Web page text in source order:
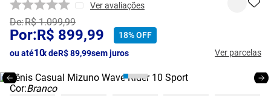
Ver avaliações
R$ 1.099,99
R$ 899,99 18%OFF
ou até10x deR$89,99sem juros Ver parcelas
Cor:Branco